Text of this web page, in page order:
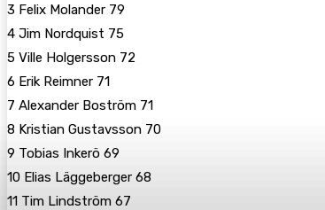
3 Felix Molander 79
4 Jim Nordquist 75
5 Ville Holgersson 72
6 Erik Reimner 71
7 Alexander Boström 71
8 Kristian Gustavsson 70
9 Tobias Inkerö 69
10 Elias Läggeberger 68
11 Tim Lindström 67